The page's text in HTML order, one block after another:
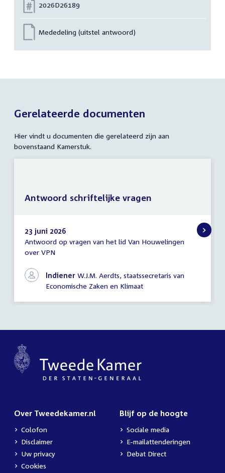
Nummer:
2026D26189
Mededeling (uitstel antwoord)
Gerelateerde documenten
Hier vindt u documenten die gerelateerd zijn aan
bovenstaand Kamerstuk.
Antwoord
schriftelijke
23 juni 2026
Antwoord op vragen van het lid Van Houwelingen
over VPN
Indiener W.J.M. Aerdts, staatssecretaris van
Economische Zaken en Klimaat
Antwoord schriftelijke vragen
Over Tweedekamer.nl
Colofon
Disclaimer
Uw privacy
Cookies
Blijf op de hoogte
Sociale media
E-mailattenderingen
Debat Direct